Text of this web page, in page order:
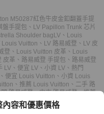
M50287紅色牛皮金釦翻蓋手提
盤手提包 、 LV Papillon Trunk 芯片
Shoulder bagLV 、 Louis
Louis Vuitton 、 LV 路易威登 、 LV 皮
登 、 Louis Vuitton 皮革 、 Louis
皮革 、 路易威登 手提包 、 路易威登
LV 、 便宜 LV 、 小資 LV 、 熱門
、 便宜 Louis Vuitton 、 小資 Louis
、 推薦 Louis Vuitton 、 二手 路
路易威登、中古 路易威登、推薦
手提包、 熱門 手提包
、熱門 包、中古 包、
容和優惠價格